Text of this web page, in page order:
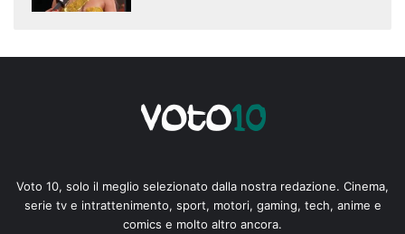
Voto 10, solo il meglio selezionato dalla nostra redazione. Cinema,
serie tv e intrattenimento, sport, motori, gaming, tech, anime e
comics e molto altro ancora.